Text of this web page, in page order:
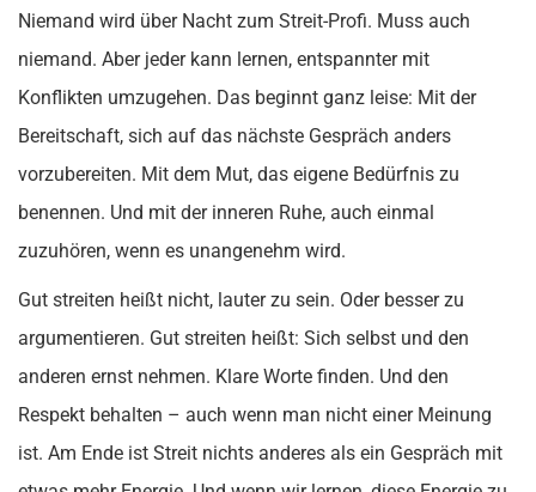
Niemand wird über Nacht zum Streit-Profi. Muss auch
niemand. Aber jeder kann lernen, entspannter mit
Konflikten umzugehen. Das beginnt ganz leise: Mit der
Bereitschaft, sich auf das nächste Gespräch anders
vorzubereiten. Mit dem Mut, das eigene Bedürfnis zu
benennen. Und mit der inneren Ruhe, auch einmal
zuzuhören, wenn es unangenehm wird.
Gut streiten heißt nicht, lauter zu sein. Oder besser zu
argumentieren. Gut streiten heißt: Sich selbst und den
anderen ernst nehmen. Klare Worte finden. Und den
Respekt behalten – auch wenn man nicht einer Meinung
ist. Am Ende ist Streit nichts anderes als ein Gespräch mit